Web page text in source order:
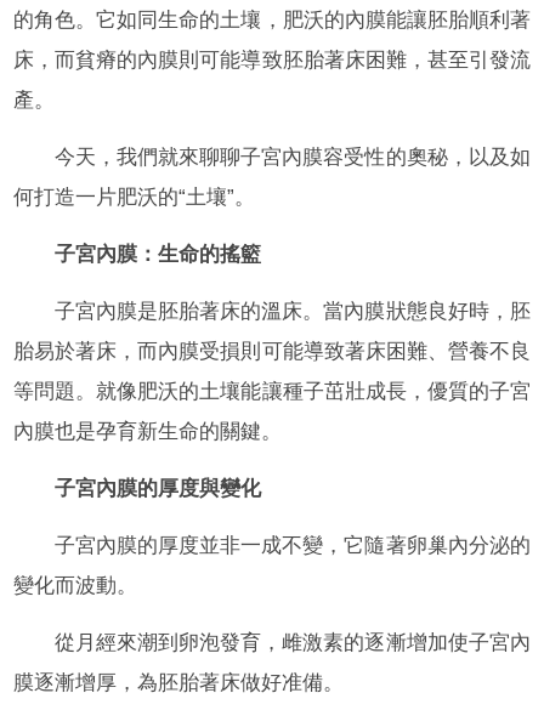
的角色。它如同生命的土壤，肥沃的內膜能讓胚胎順利著
床，而貧瘠的內膜則可能導致胚胎著床困難，甚至引發流
產。
今天，我們就來聊聊子宮內膜容受性的奧秘，以及如
何打造一片肥沃的“土壤”。
子宮內膜：生命的搖籃
子宮內膜是胚胎著床的溫床。當內膜狀態良好時，胚
胎易於著床，而內膜受損則可能導致著床困難、營養不良
等問題。就像肥沃的土壤能讓種子茁壯成長，優質的子宮
內膜也是孕育新生命的關鍵。
子宮內膜的厚度與變化
子宮內膜的厚度並非一成不變，它隨著卵巢內分泌的
變化而波動。
從月經來潮到卵泡發育，雌激素的逐漸增加使子宮內
膜逐漸增厚，為胚胎著床做好准備。